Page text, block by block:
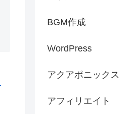
BGM作成
WordPress
アクアポニックス
アフィリエイト